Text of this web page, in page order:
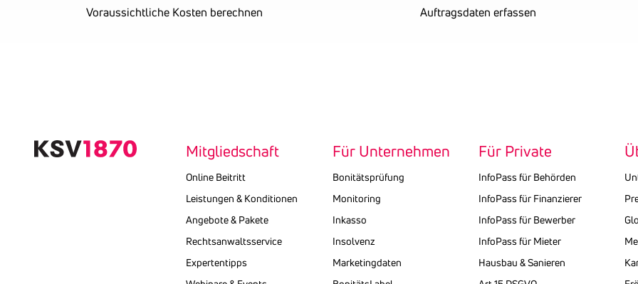
Voraussichtliche Kosten berechnen Auftragsdaten erfassen
Mitgliedschaft
Online Beitritt
Leistungen & Konditionen
Angebote & Pakete
Rechtsanwaltsservice
Expertentipps
Für Unternehmen
Bonitätsprüfung
Monitoring
Inkasso
Insolvenz
Marketingdaten
Für Private
InfoPass für Behörden
InfoPass für Finanzierer
InfoPass für Bewerber
InfoPass für Mieter
Hausbau & Sanieren